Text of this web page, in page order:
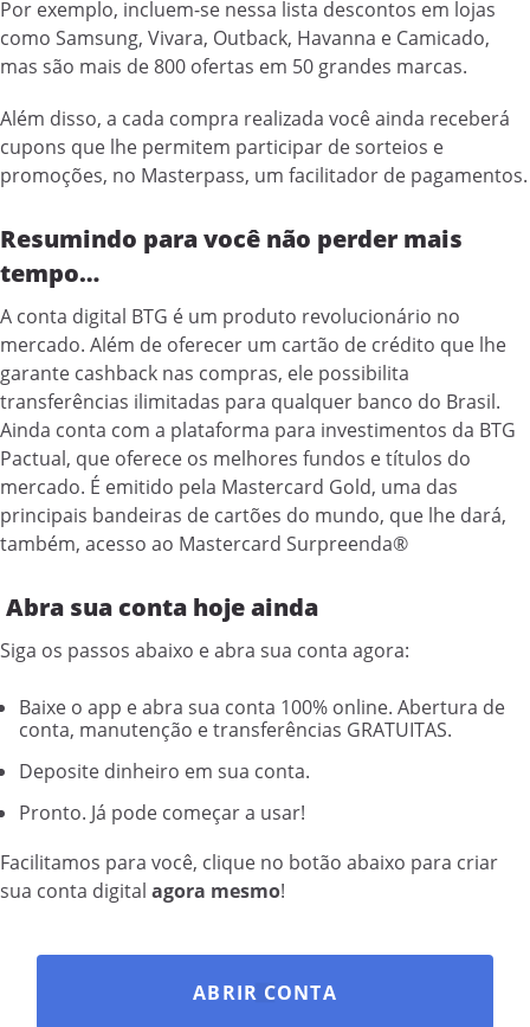
Por exemplo, incluem-se nessa lista descontos em lojas
como Samsung, Vivara, Outback, Havanna e Camicado,
mas são mais de 800 ofertas em 50 grandes marcas.
Além disso, a cada compra realizada você ainda receberá
cupons que lhe permitem participar de sorteios e
promoções, no Masterpass, um facilitador de pagamentos.
Resumindo para você não perder mais
tempo…
A conta digital BTG é um produto revolucionário no
mercado. Além de oferecer um cartão de crédito que lhe
garante cashback nas compras, ele possibilita
transferências ilimitadas para qualquer banco do Brasil.
Ainda conta com a plataforma para investimentos da BTG
Pactual, que oferece os melhores fundos e títulos do
mercado. É emitido pela Mastercard Gold, uma das
principais bandeiras de cartões do mundo, que lhe dará,
também, acesso ao Mastercard Surpreenda®
Abra sua conta hoje ainda
Siga os passos abaixo e abra sua conta agora:
Baixe o app e abra sua conta 100% online. Abertura de
conta, manutenção e transferências GRATUITAS.
Deposite dinheiro em sua conta.
Pronto. Já pode começar a usar!
Facilitamos para você, clique no botão abaixo para criar
sua conta digital agora mesmo!
ABRIR CONTA